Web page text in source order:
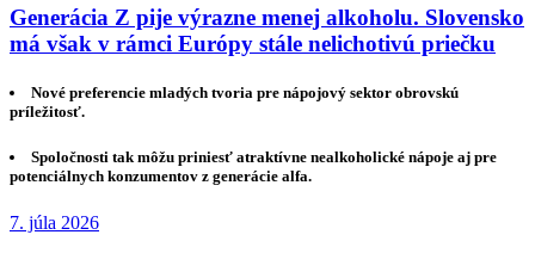
Generácia Z pije výrazne menej alkoholu. Slovensko
má však v rámci Európy stále nelichotivú priečku
Nové preferencie mladých tvoria pre nápojový sektor obrovskú
príležitosť.
Spoločnosti tak môžu priniesť atraktívne nealkoholické nápoje aj pre
potenciálnych konzumentov z generácie alfa.
7. júla 2026